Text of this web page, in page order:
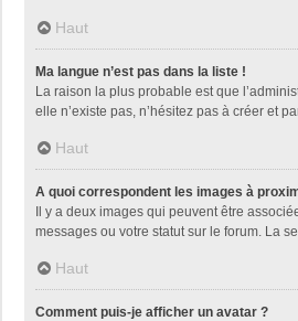
Haut
Ma langue n’est pas dans la liste !
La raison la plus probable est que
elle n’existe pas, n’hésitez pas à créer et
Haut
A quoi correspondent les images à
Il y a deux images qui peuvent être
messages ou votre statut sur le forum. La
Haut
Comment puis-je afficher un avatar ?